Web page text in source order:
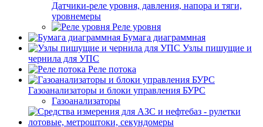
Датчики-реле уровня, давления, напора и тяги,
уровнемеры
Реле уровня
Бумага диаграммная
Узлы пишущие и
чернила для УПС
Реле потока
Газоанализаторы и блоки управления БУРС
Газоанализаторы